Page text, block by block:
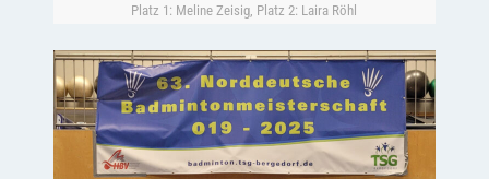
Platz 1: Meline Zeisig, Platz 2: Laira Röhl